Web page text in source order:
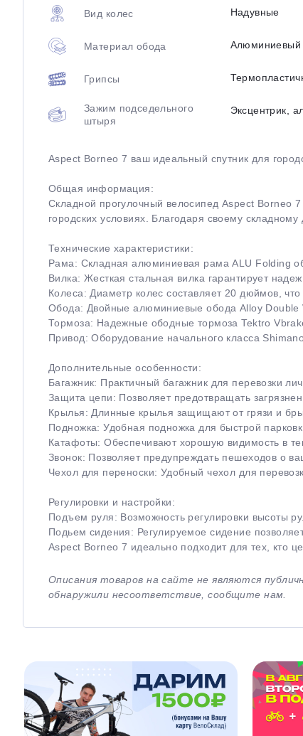
Вид колес Надувные
Материал обода Алюминиевый
Грипсы
Зажим подседельного
штыря
Эксцентрик,
Aspect Borneo 7 ваш идеальный спутник для
Общая информация:
Складной прогулочный велосипед Aspect Borneo
городских условиях. Благодаря своему
Технические характеристики:
Рама: Складная алюминиевая рама ALU Folding
Вилка: Жесткая стальная вилка гарантирует
Колеса: Диаметр колес составляет 20 дюймов,
Обода: Двойные алюминиевые обода Alloy Double
Тормоза: Надежные ободные тормоза Tektro
Привод: Оборудование начального класса
Дополнительные особенности:
Багажник: Практичный багажник для перевозки
Защита цепи: Позволяет предотвращать
Крылья: Длинные крылья защищают от грязи и
Подножка: Удобная подножка для быстрой
Катафоты: Обеспечивают хорошую видимость в
Звонок: Позволяет предупреждать пешеходов о
Чехол для переноски: Удобный чехол для
Регулировки и настройки:
Подъем руля: Возможность регулировки высоты
Подьем сидения: Регулируемое сидение
Aspect Borneo 7 идеально подходит для тех, кто
Описания товаров на сайте не являются
обнаружили несоответствие, сообщите нам.